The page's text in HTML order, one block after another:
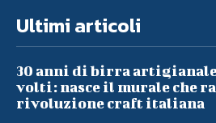
Ultimi articoli
30 anni di birra
volti: nasce il murale che
rivoluzione craft italiana